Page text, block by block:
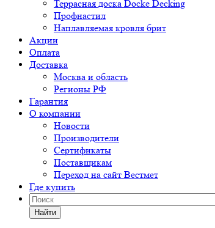
Террасная доска Docke Decking
Профнастил
Наплавляемая кровля брит
Акции
Оплата
Доставка
Москва и область
Регионы РФ
Гарантия
О компании
Новости
Производители
Сертификаты
Поставщикам
Переход на сайт Вестмет
Где купить
Найти